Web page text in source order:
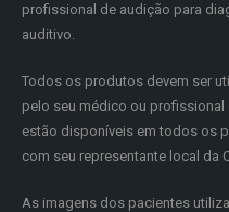
profissional de audição para
auditivo.
Todos os produtos devem ser
pelo seu médico ou
estão disponíveis em todos os
com seu representante local da
As imagens dos pacientes